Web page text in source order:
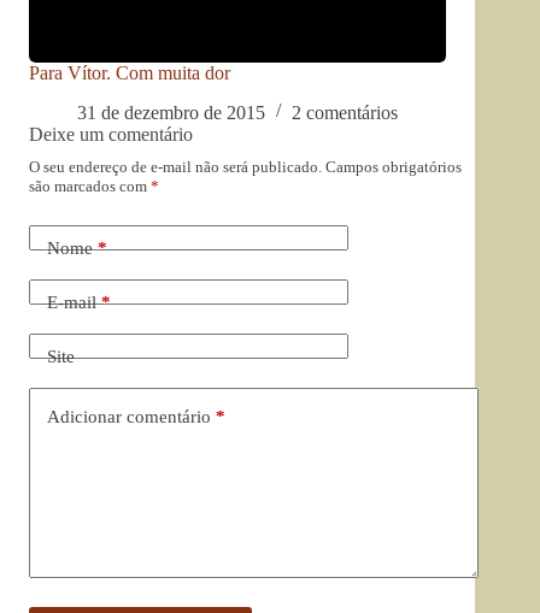
Para Vítor. Com muita dor
31 de dezembro de 2015
2 comentários
Deixe um comentário
O seu endereço de e-mail não será publicado. Campos obrigatórios
são marcados com *
Nome*
E-mail*
Site
Adicionar comentário *